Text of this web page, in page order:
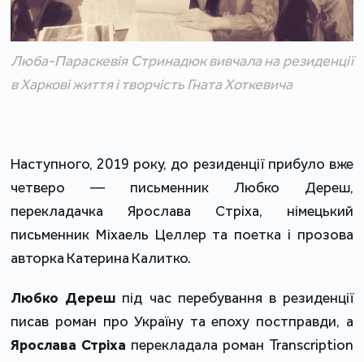
Люба-Параскевія Стринадюк вивчала на резиденції
в Харкові життя і творчість Гната Хоткевича
Наступного, 2019 року, до резиденції прибуло вже
четверо ― письменник Любко Дереш,
перекладачка Ярослава Стріха, німецький
письменник Міхаель Целлер та поетка і прозова
авторка Катерина Калитко.
Любко Дереш під час перебування в резиденції
писав роман про Україну та епоху постправди, а
Ярослава Стріха перекладала роман Transcription